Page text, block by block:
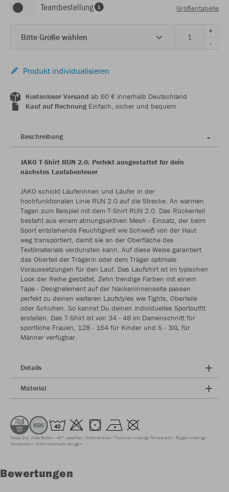
Teambestellung Größentabelle
Bitte Größe wählen
+
-
Produkt individualisieren
Kostenloser Versand ab 60 € innerhalb Deutschland
Kauf auf RechnungEinfach, sicher und bequem
Beschreibung
JAKO T-Shirt RUN 2.0: Perfekt ausgestattet für dein
nächstes Laufabenteuer
JAKO schickt Läuferinnen und Läufer in der
hochfunktionalen Linie RUN 2.0 auf die Strecke. An warmen
Tagen zum Beispiel mit dem T-Shirt RUN 2.0. Das Rückenteil
besteht aus einem atmungsaktiven Mesh - Einsatz, der beim
Sport entstehende Feuchtigkeit wie Schweiß von der Haut
weg transportiert, damit sie an der Oberfläche des
Textilmaterials verdunsten kann. Auf diese Weise garantiert
das Oberteil der Trägerin oder dem Träger optimale
Voraussetzungen für den Lauf. Das Laufshirt ist im typischen
Look der Reihe gestaltet. Zehn trendige Farben mit einem
Tape - Designelement auf der Nackeninnenseite passen
perfekt zu deinen weiteren Laufstyles wie Tights, Oberteile
oder Schuhen. So kannst Du deinen individuelles Sportoutfit
erstellen. Das T-Shirt ist von 34 - 48 im Damenschnitt für
sportliche Frauen, 128 - 164 für Kinder und S - 3XL für
Männer verfügbar.
Details
Material
Keep Dry Kids Button 40° waschen Nicht chloren Trocknen niedrige Temperatur Bügeln niedrige
Temperatur Nicht chemisch reinigen
Bewertungen